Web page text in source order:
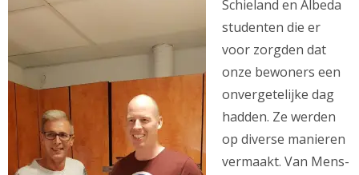
Schieland en Albeda
studenten die er
voor zorgden dat
onze bewoners een
onvergetelijke dag
hadden. Ze werden
op diverse manieren
vermaakt. Van Mens-